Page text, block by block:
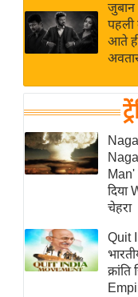
ई-पेपर
मिसाल
शख्सियत
यंग इंडिया
साहित्य
ऑटो वर्ल्ड
न्यूज ब्रीफ
मनोरंजन
बॉलीवुड
हॉलीवुड
फिल्म
Breaking
जुबान
पहली
आते
दिया
चेहरा
Quit